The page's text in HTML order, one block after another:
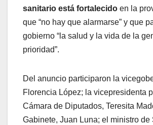
sanitario está fortalecido en la
que “no hay que alarmarse” y que
gobierno “la salud y la vida de la
prioridad”.
Del anuncio participaron la
Florencia López; la vicepresidenta
Cámara de Diputados, Teresita
Gabinete, Juan Luna; el ministro de